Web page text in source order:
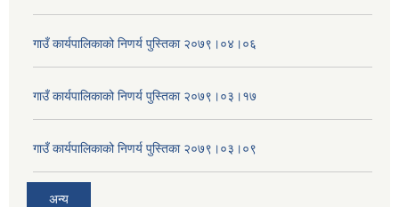
गाउँ कार्यपालिकाको निणर्य पुस्तिका २०७९।०४।०६
गाउँ कार्यपालिकाको निणर्य पुस्तिका २०७९।०३।१७
गाउँ कार्यपालिकाको निणर्य पुस्तिका २०७९।०३।०९
अन्य